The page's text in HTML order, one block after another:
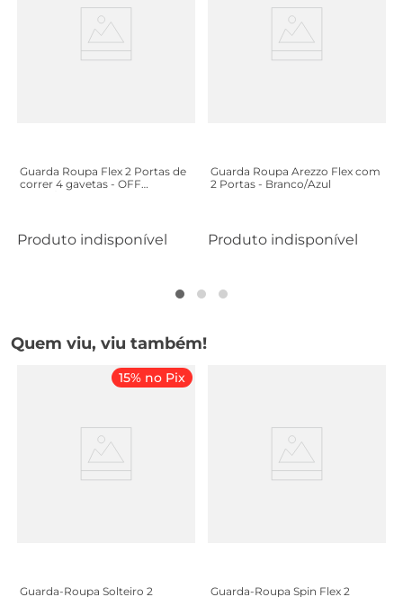
Guarda Roupa Flex 2 Portas de
correr 4 gavetas - OFF
Produto indisponível
Guarda Roupa Arezzo Flex com
2 Portas - Branco/Azul
Produto indisponível
Quem viu, viu também!
15% no Pix
Guarda-Roupa Solteiro 2
Guarda-Roupa Spin Flex 2